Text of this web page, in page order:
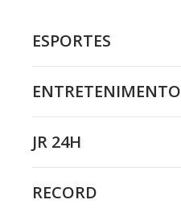
ESPORTES
ENTRETENIMENTO
JR 24H
RECORD